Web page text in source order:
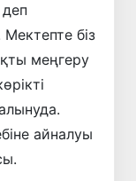
біз
меңгеру
айналуы